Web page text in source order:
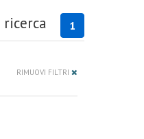
1
RIMUOVI FILTRI